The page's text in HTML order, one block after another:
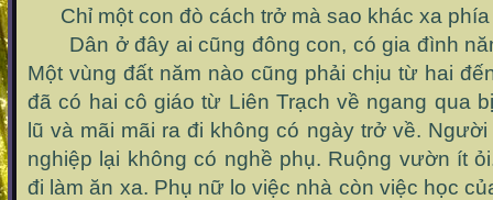
Chỉ một con đò cách trở mà sao khác xa phía
Dân ở đây ai cũng đông con, có gia đình
Một vùng đất năm nào cũng phải chịu từ hai
đã có hai cô giáo từ Liên Trạch về ngang qua
lũ và mãi mãi ra đi không có ngày trở về.
nghiệp lại không có nghề phụ. Ruộng vườn ít
đi làm ăn xa. Phụ nữ lo việc nhà còn việc học